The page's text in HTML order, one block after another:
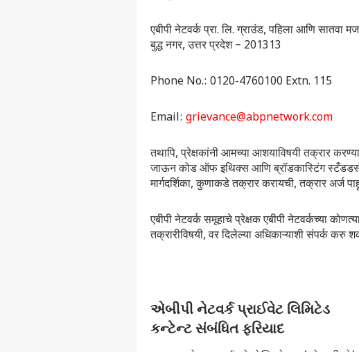
एबीपी नेटवर्क प्रा. लि. ग्राउंड, पहिला आणि
बुद्ध नगर, उत्तर प्रदेश – 201313
Phone No.: 0120-4760100 Extn. 115
Email: grievance@abpnetwork.com
तथापि, प्रेक्षकांनी आमच्या आशयाविषयी तक्रार
जाऊन कोड ऑफ इथिक्स आणि ब्रॉडकास्टिंग स्टँडडर्स,
मार्गदर्शिका, कुणाकडे तक्रार करायची, तक्रार अर्ज
एबीपी नेटवर्क समूहाचे प्रेक्षक एबीपी नेटवर्कच्या
तक्रारीविषयी, वर दिलेल्या अधिकाऱ्याशी संपर्क करु
એબીપી નેટવર્ક પ્રાઈવેટ લિમિટેડ
કન્ટેન્ટ સંબંધિત ફરિયાદ